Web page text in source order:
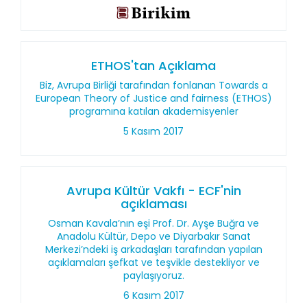
ETHOS'tan Açıklama
Biz, Avrupa Birliği tarafından fonlanan Towards a
European Theory of Justice and fairness (ETHOS)
programına katılan akademisyenler
5 Kasım 2017
Avrupa Kültür Vakfı - ECF'nin
açıklaması
Osman Kavala’nın eşi Prof. Dr. Ayşe Buğra ve
Anadolu Kültür, Depo ve Diyarbakır Sanat
Merkezi’ndeki iş arkadaşları tarafından yapılan
açıklamaları şefkat ve teşvikle destekliyor ve
paylaşıyoruz.
6 Kasım 2017